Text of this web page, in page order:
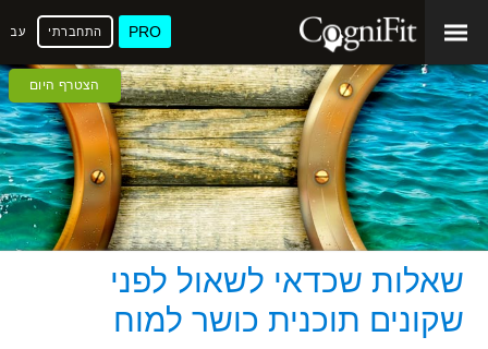
PRO התחברתי
הצטרף היום
שאלות שכדאי לשאול לפני
שקונים תוכנית כושר למוח